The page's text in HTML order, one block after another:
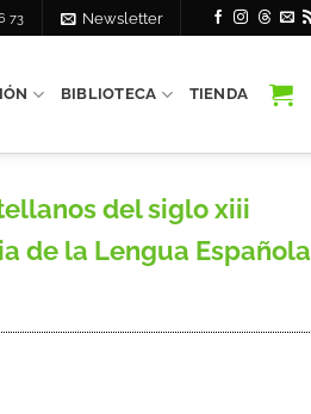
73 Newsletter
BIBLIOTECA TIENDA
del siglo xiii
de la Lengua Española